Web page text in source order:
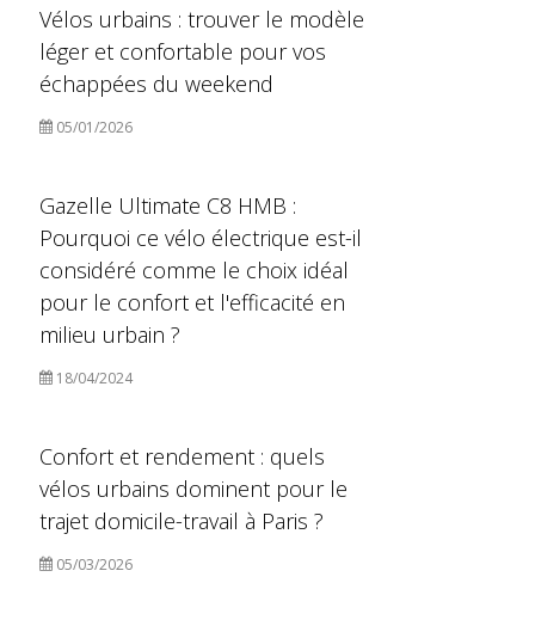
Vélos urbains : trouver le modèle
léger et confortable pour vos
échappées du weekend
05/01/2026
Gazelle Ultimate C8 HMB :
Pourquoi ce vélo électrique est-il
considéré comme le choix idéal
pour le confort et l'efficacité en
milieu urbain ?
18/04/2024
Confort et rendement : quels
vélos urbains dominent pour le
trajet domicile-travail à Paris ?
05/03/2026